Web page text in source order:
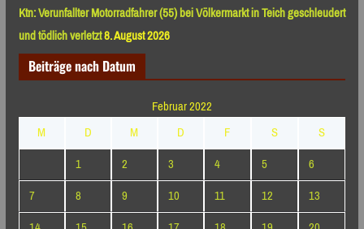
Ktn: Verunfallter Motorradfahrer (55) bei Völkermarkt in Teich geschleudert
und tödlich verletzt8. August 2026
Beiträge nach Datum
Februar 2022
M
D M D F S
S
1
2 3 4 5
6
7
8 9 10 11 12
13